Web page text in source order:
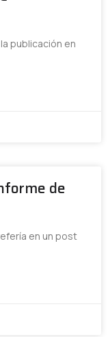
publicación en
de
en un post